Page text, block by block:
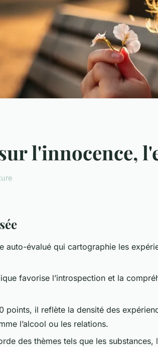
l'innocence,
auto-évalué qui cartographie les
favorise l’introspection et la
points, il reflète la densité des
l’alcool ou les relations.
des thèmes tels que les substances,